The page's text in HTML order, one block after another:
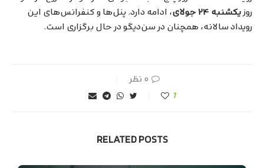
روزیکشنبه ۲۴ جولای
، ادامه دارد. پنل‌ها و کنفرانس‌های این
رویداد سالانه، همچنان در سن‌دیگو در حال برگزاری است.
۰ نظر
1
RELATED POSTS